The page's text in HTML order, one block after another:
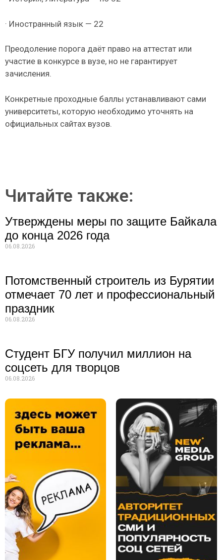
· Иностранный язык — 22
Преодоление порога даёт право на аттестат или
участие в конкурсе в вузе, но не гарантирует
зачисления.
Конкретные проходные баллы устанавливают сами
университеты, которую необходимо уточнять на
официальных сайтах вузов.
Читайте также:
Утверждены меры по защите Байкала
до конца 2026 года
06.08.2026
Потомственный строитель из Бурятии
отмечает 70 лет и профессиональный
праздник
06.08.2026
Студент БГУ получил миллион на
соцсеть для творцов
06.08.2026